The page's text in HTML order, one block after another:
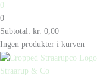
0
0
Subtotal: kr. 0,00
Ingen produkter i kurven
Straarup & Co